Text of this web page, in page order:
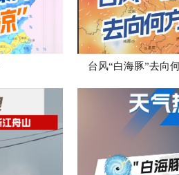
台风“白海豚”去向